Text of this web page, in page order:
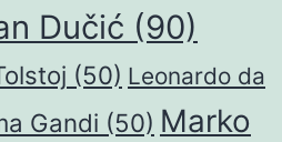
Dučić (90)
(50) Leonardo da
Gandi (50) Marko